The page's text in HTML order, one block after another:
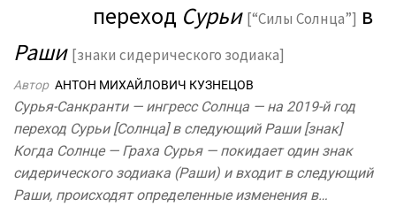
переход Сурьи [“Силы Солнца”] в
Раши [знаки сидерического зодиака]
Автор АНТОН МИХАЙЛОВИЧ КУЗНЕЦОВ
Сурья-Санкранти — ингресс Солнца — на 2019-й год
переход Сурьи [Солнца] в следующий Раши [знак]
Когда Солнце — Граха Сурья — покидает один знак
сидерического зодиака (Раши) и входит в следующий
Раши, происходят определенные изменения в…